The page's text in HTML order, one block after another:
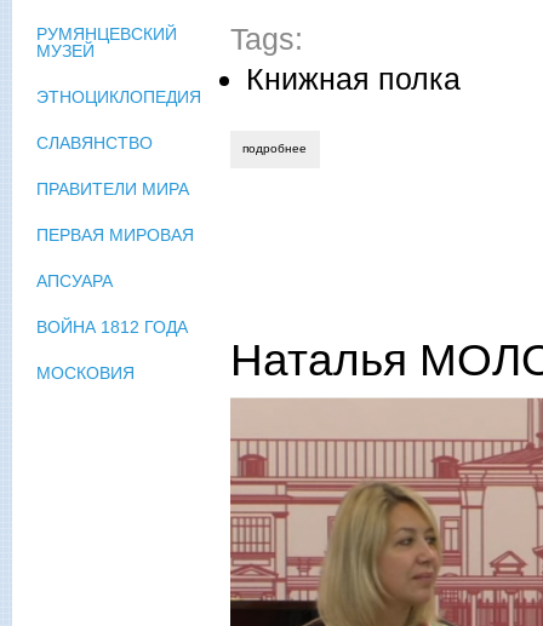
Tags:
Книжная полка
подробнее
Наталья
РУМЯНЦЕВСКИЙ
МУЗЕЙ
ЭТНОЦИКЛОПЕДИЯ
СЛАВЯНСТВО
ПРАВИТЕЛИ МИРА
ПЕРВАЯ МИРОВАЯ
АПСУАРА
ВОЙНА 1812 ГОДА
МОСКОВИЯ